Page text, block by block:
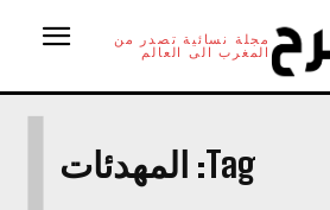
مجلة نسائية تصدر من
المغرب الى العالم
Tag: المهدئات